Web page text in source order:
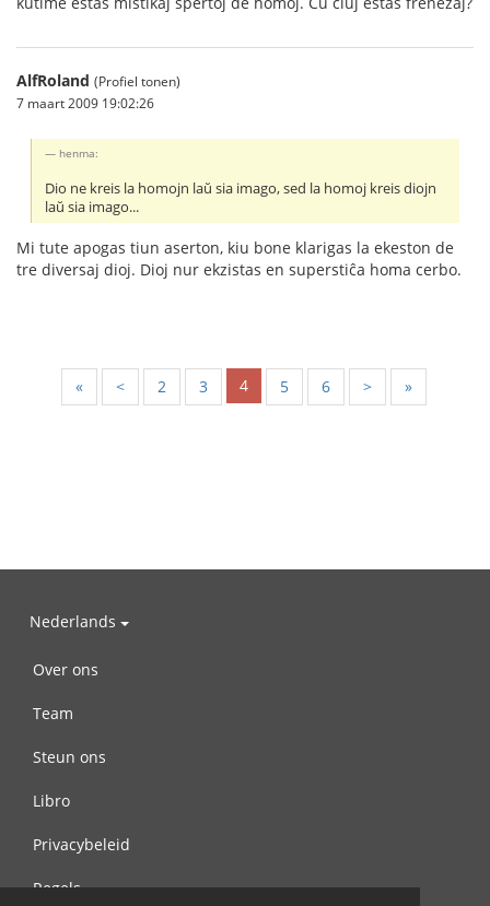
AlfRoland (Profiel tonen)
7 maart 2009 19:02:26
henma:
Dio ne kreis la homojn laŭ sia imago, sed la homoj kreis diojn
laŭ sia imago...
Mi tute apogas tiun aserton, kiu bone klarigas la ekeston de
tre diversaj dioj. Dioj nur ekzistas en superstiĉa homa cerbo.
« < 2 3 4 5 6 > »
Nederlands
Over ons
Team
Steun ons
Libro
Privacybeleid
Regels